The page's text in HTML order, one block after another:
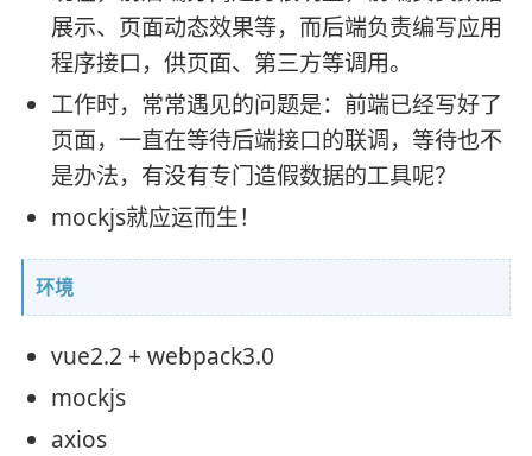
展示、页面动态效果等，而后端负责编写应用
程序接口，供页面、第三方等调用。
工作时，常常遇见的问题是：前端已经写好了
页面，一直在等待后端接口的联调，等待也不
是办法，有没有专门造假数据的工具呢？
mockjs就应运而生！
环境
vue2.2 + webpack3.0
mockjs
axios